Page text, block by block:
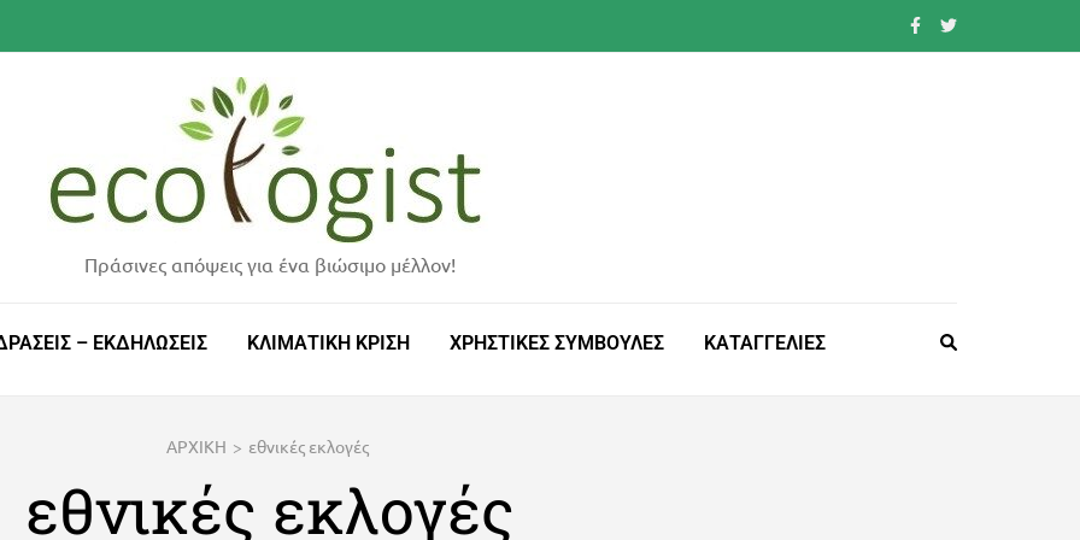
Πράσινες απόψεις για ένα βιώσιμο μέλλον!
– ΕΚΔΗΛΩΣΕΙΣ ΚΛΙΜΑΤΙΚΗ ΚΡΙΣΗ ΧΡΗΣΤΙΚΕΣ ΣΥΜΒΟΥΛΕΣ ΚΑΤΑΓΓΕΛΙΕΣ
ΑΡΧΙΚΗ > εθνικές εκλογές
εθνικές εκλογές